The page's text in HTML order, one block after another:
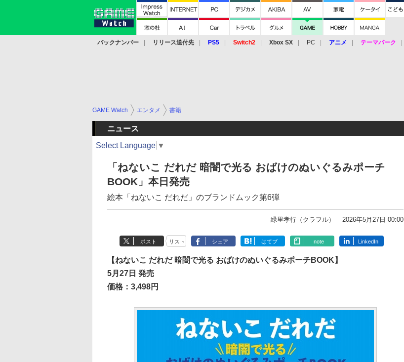
バックナンバー リリース送付先 PS5 Switch2 Xbox SX PC アニメ テーマパーク
GAME Watch エンタメ 書籍
ニュース
Select Language ▼
「ねないこ だれだ 暗闇で光る おばけのぬいぐるみポーチ
BOOK」本日発売
絵本「ねないこ だれだ」のブランドムック第6弾
緑里孝行（クラフル） 2026年5月27日 00:00
ポスト リスト シェア はてブ note LinkedIn
【ねないこ だれだ 暗闇で光る おばけのぬいぐるみポーチBOOK】
5月27日 発売
価格：3,498円